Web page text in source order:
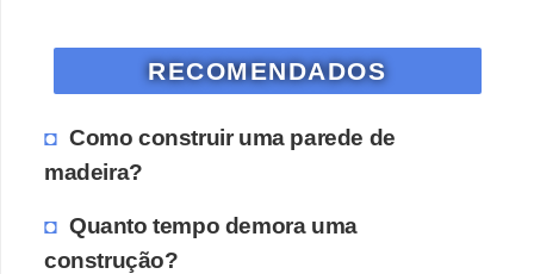
RECOMENDADOS
Como construir uma parede de
madeira?
Quanto tempo demora uma
construção?